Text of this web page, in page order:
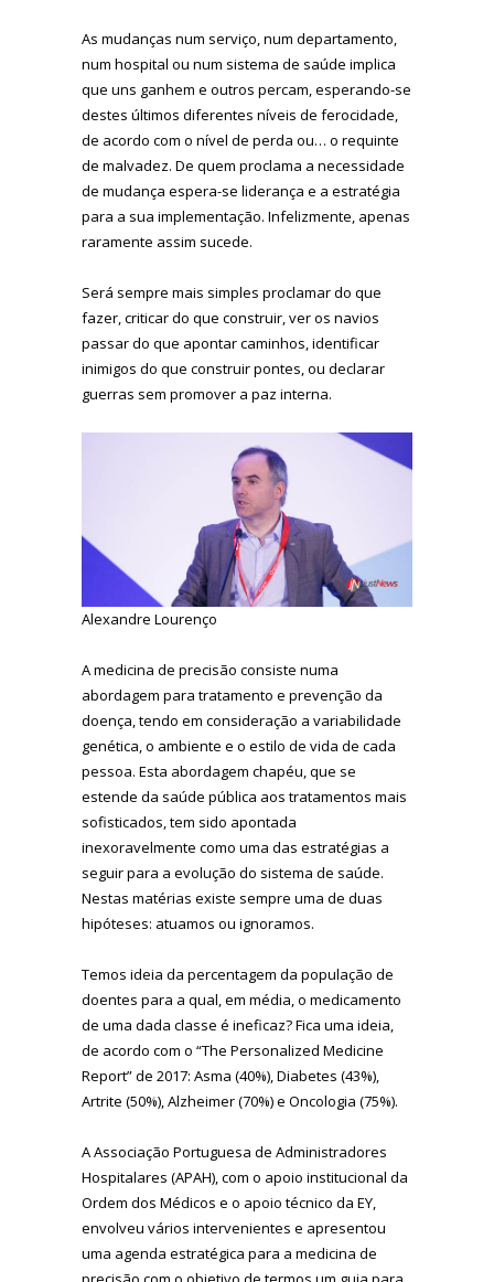
As mudanças num serviço, num departamento,
num hospital ou num sistema de saúde implica
que uns ganhem e outros percam, esperando-se
destes últimos diferentes níveis de ferocidade,
de acordo com o nível de perda ou… o requinte
de malvadez. De quem proclama a necessidade
de mudança espera-se liderança e a estratégia
para a sua implementação. Infelizmente, apenas
raramente assim sucede.
Será sempre mais simples proclamar do que
fazer, criticar do que construir, ver os navios
passar do que apontar caminhos, identificar
inimigos do que construir pontes, ou declarar
guerras sem promover a paz interna.
Alexandre Lourenço
A medicina de precisão consiste numa
abordagem para tratamento e prevenção da
doença, tendo em consideração a variabilidade
genética, o ambiente e o estilo de vida de cada
pessoa. Esta abordagem chapéu, que se
estende da saúde pública aos tratamentos mais
sofisticados, tem sido apontada
inexoravelmente como uma das estratégias a
seguir para a evolução do sistema de saúde.
Nestas matérias existe sempre uma de duas
hipóteses: atuamos ou ignoramos.
Temos ideia da percentagem da população de
doentes para a qual, em média, o medicamento
de uma dada classe é ineficaz? Fica uma ideia,
de acordo com o “The Personalized Medicine
Report” de 2017: Asma (40%), Diabetes (43%),
Artrite (50%), Alzheimer (70%) e Oncologia (75%).
A Associação Portuguesa de Administradores
Hospitalares (APAH), com o apoio institucional da
Ordem dos Médicos e o apoio técnico da EY,
envolveu vários intervenientes e apresentou
uma agenda estratégica para a medicina de